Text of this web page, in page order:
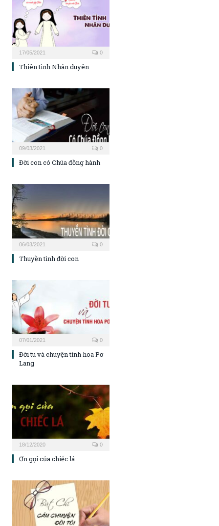
17/05/2021 0
Thiên tình Nhân duyên
09/03/2021 0
Đời con có Chúa đồng hành
06/03/2021 0
Thuyền tình đời con
07/01/2021 0
Đời tu và chuyện tình hoa Pơ
Lang
18/12/2020 0
Ơn gọi của chiếc lá